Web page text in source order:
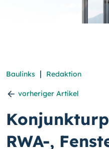
Baulinks | Redaktion
vorheriger Artikel
RWA-,